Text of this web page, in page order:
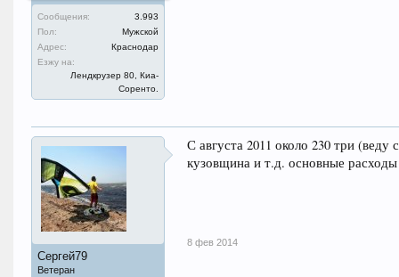
Сообщения:
3.993
Пол:
Мужской
Адрес:
Краснодар
Езжу на:
Лендкрузер 80, Киа-
Соренто.
Сергей79
Ветеран
С августа 2011 около 230 три
кузовщина и т.д. основные
8 фев 2014